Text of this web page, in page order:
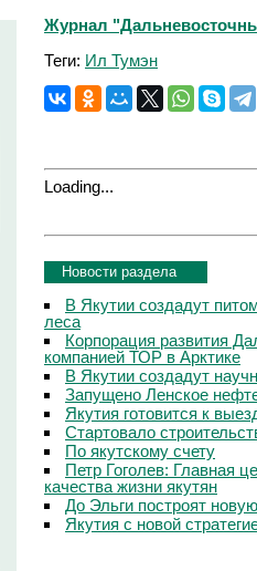
Журнал
Теги: Ил Тумэн
Loading...
Новости раздела
В Якутии создадут
леса
Корпорация развития
компанией ТОР в Арктике
В Якутии создадут
Запущено Ленское
Якутия готовится к
Стартовало
По якутскому счету
Петр Гоголев: Главная
качества жизни якутян
До Эльги построят
Якутия с новой